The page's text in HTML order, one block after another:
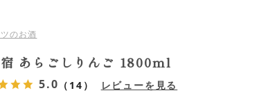
のお酒
あらごしりんご 1800ml
5.0 （14） レビューを見る